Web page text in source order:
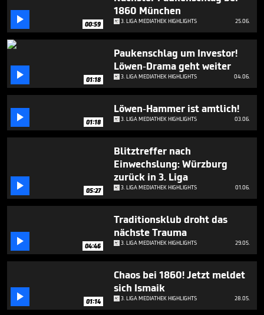
minutes,
seconds
 00:59
1860 München
3. LIGA MEDIATHEK HIGHLIGHTS 25.06.
 01:18
Paukenschlag um Investor!
Löwen-Drama geht weiter
3. LIGA MEDIATHEK HIGHLIGHTS 04.06.
 01:18
Löwen-Hammer ist amtlich!
3. LIGA MEDIATHEK HIGHLIGHTS 03.06.
 05:27
Blitztreffer nach
Einwechslung: Würzburg
zurück in 3. Liga
3. LIGA MEDIATHEK HIGHLIGHTS 01.06.
 04:46
Traditionsklub droht das
nächste Trauma
3. LIGA MEDIATHEK HIGHLIGHTS 29.05.
 01:14
Chaos bei 1860! Jetzt meldet
sich Ismaik
3. LIGA MEDIATHEK HIGHLIGHTS 28.05.